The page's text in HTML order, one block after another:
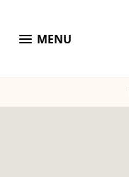
menu MENU